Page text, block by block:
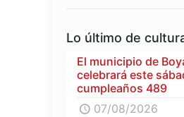
Lo último de
El municipio de
celebrará este
cumpleaños 489
07/08/2026